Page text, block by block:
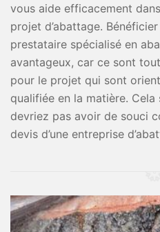
vous aide efficacement
projet d’abattage.
prestataire spécialisé en
avantageux, car ce sont
pour le projet qui sont
qualifiée en la matière.
devriez pas avoir de souci
devis d’une entreprise